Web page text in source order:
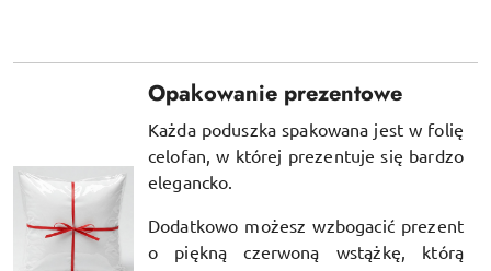
Opakowanie prezentowe
Każda poduszka spakowana jest w folię
celofan, w której prezentuje się bardzo
elegancko.
Dodatkowo możesz wzbogacić prezent
o piękną czerwoną wstążkę, którą